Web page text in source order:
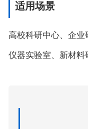
适用场景
高校科研中心、企
仪器实验室、新材料